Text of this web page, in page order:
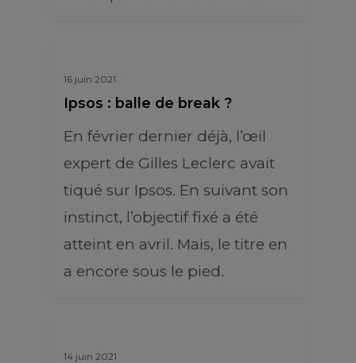
16 juin 2021
Ipsos : balle de break ?
En février dernier déjà, l’œil
expert de Gilles Leclerc avait
tiqué sur Ipsos. En suivant son
instinct, l’objectif fixé a été
atteint en avril. Mais, le titre en
a encore sous le pied.
14 juin 2021